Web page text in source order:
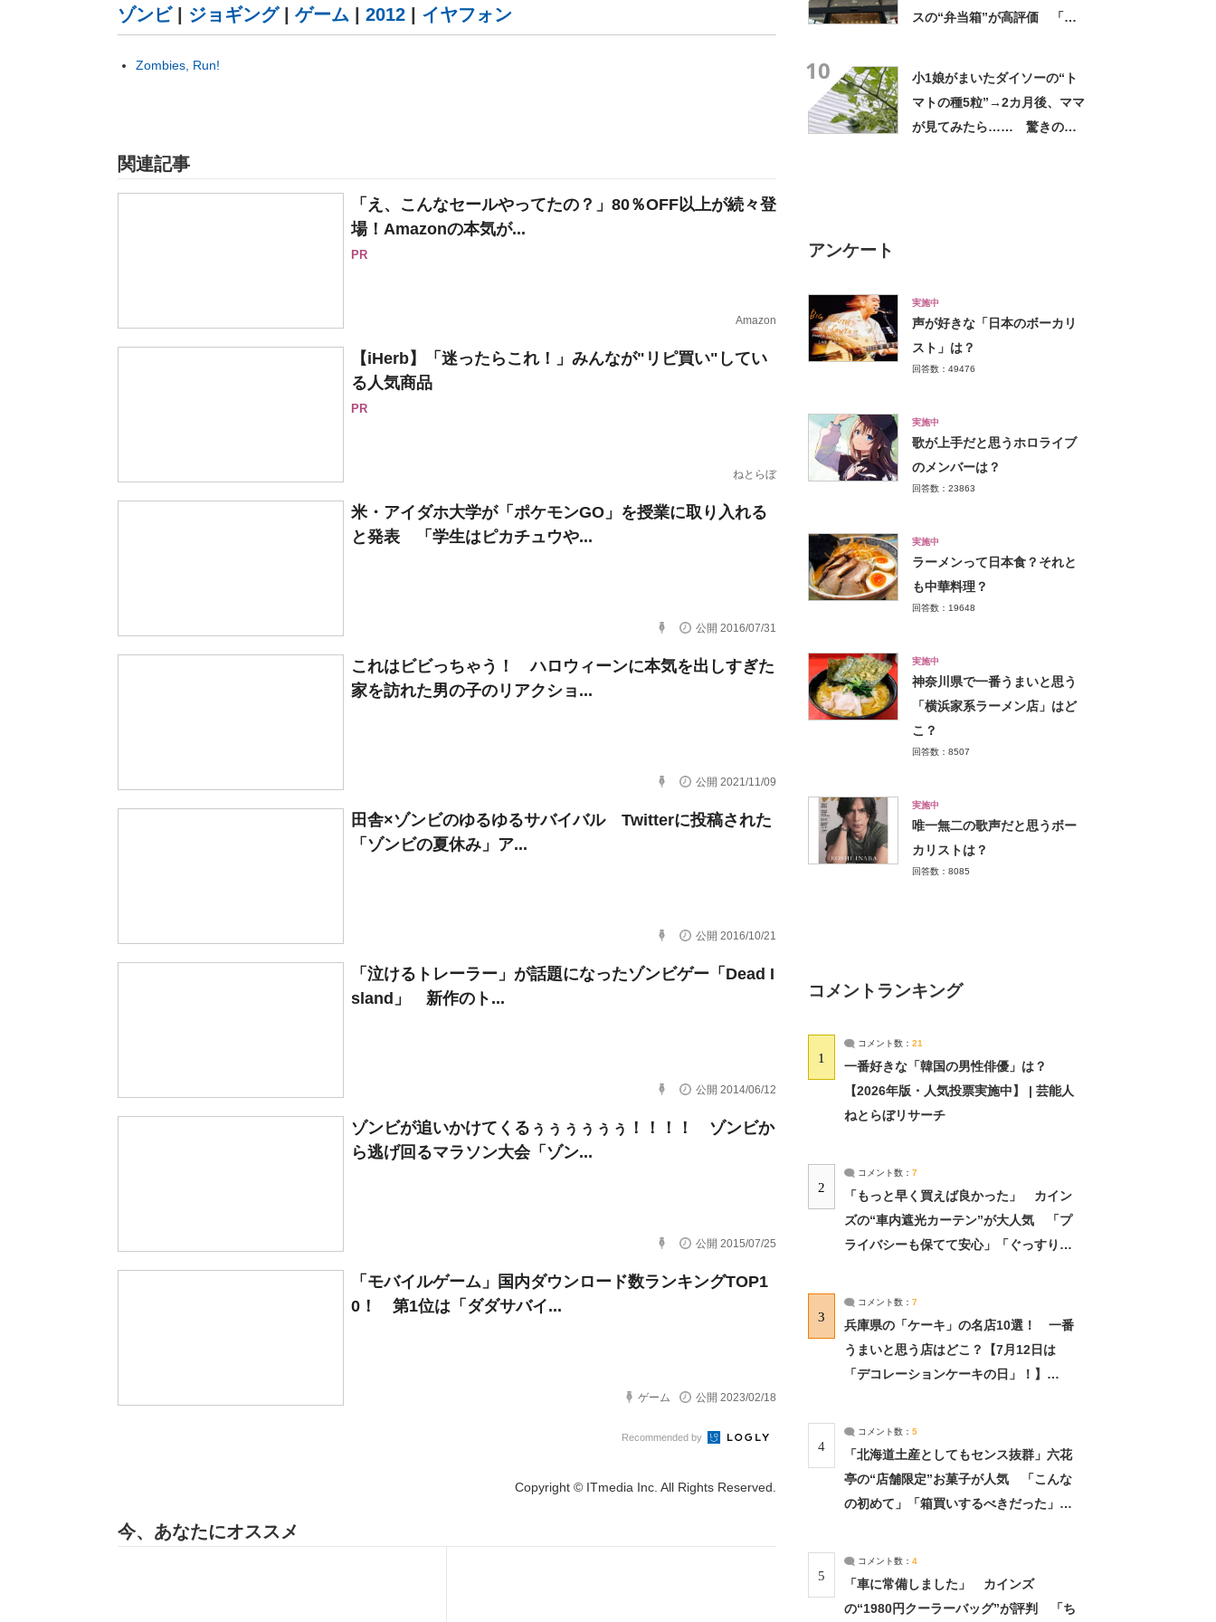
ゾンビ| ジョギング| ゲーム 2012 イヤフォン
Zombies, Run!
関連記事
「え、こんなセールやってたの？」80％OFF以上が続々登
場！Amazonの本気が...
PR
Amazon
【iHerb】「迷ったらこれ！」みんなが"リピ買い"してい
る人気商品
PR
ねとらぼ
米・アイダホ大学が「ポケモンGO」を授業に取り入れる
と発表 「学生はピカチュウや...
公開 2016/07/31
これはビビっちゃう！ ハロウィーンに本気を出しすぎた
家を訪れた男の子のリアクショ...
公開 2021/11/09
田舎×ゾンビのゆるゆるサバイバル Twitterに投稿された
「ゾンビの夏休み」ア...
公開 2016/10/21
「泣けるトレーラー」が話題になったゾンビゲー「Dead I
sland」 新作のト...
公開 2014/06/12
ゾンビが追いかけてくるぅぅぅぅぅぅ！！！！ ゾンビか
ら逃げ回るマラソン大会「ゾン...
公開 2015/07/25
「モバイルゲーム」国内ダウンロード数ランキングTOP1
0！ 第1位は「ダダサバイ...
ゲーム 公開 2023/02/18
Recommended by
Copyright © ITmedia Inc. All Rights Reserved.
今、あなたにオススメ
スの“弁当箱”が高評価 「想
10
小1娘がまいたダイソーの“ト
マトの種5粒”→2カ月後、ママ
が見てみたら…… 驚きの光
アンケート
実施中
声が好きな「日本のボーカリ
スト」は？
回答数：49476
実施中
歌が上手だと思うホロライブ
のメンバーは？
回答数：23863
実施中
ラーメンって日本食？それと
も中華料理？
回答数：19648
実施中
神奈川県で一番うまいと思う
「横浜家系ラーメン店」はど
こ？
回答数：8507
実施中
唯一無二の歌声だと思うボー
カリストは？
回答数：8085
コメントランキング
1
コメント数： 21
一番好きな「韓国の男性俳優」は？
【2026年版・人気投票実施中】 | 芸能人
ねとらぼリサーチ
2
コメント数： 7
「もっと早く買えば良かった」 カイン
ズの“車内遮光カーテン”が大人気 「プ
ライバシーも保てて安心」「ぐっすり眠
3
コメント数： 7
兵庫県の「ケーキ」の名店10選！ 一番
うまいと思う店はどこ？【7月12日は
「デコレーションケーキの日」！】
4
コメント数： 5
「北海道土産としてもセンス抜群」六花
亭の“店舗限定”お菓子が人気 「こんな
の初めて」「箱買いするべきだった」
5
コメント数： 4
「車に常備しました」 カインズ
の“1980円クーラーバッグ”が評判 「ち